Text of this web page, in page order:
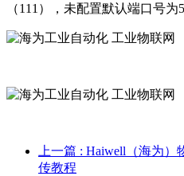
（111），未配置默认端口号为
上一篇 : Haiwell（海为）
传教程